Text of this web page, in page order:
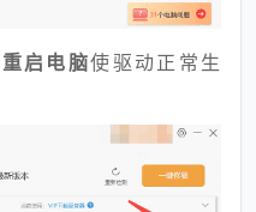
重启电脑使驱动正常生